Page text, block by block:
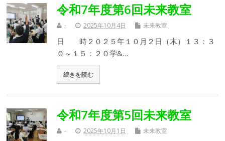
令和7年度第6回未来教室
- 2025年10月4日 未来教室
日 時２０２５年１０月２日（木）１３：３
０～１５：２０学&…
続きを読む
令和7年度第5回未来教室
- 2025年10月1日 未来教室